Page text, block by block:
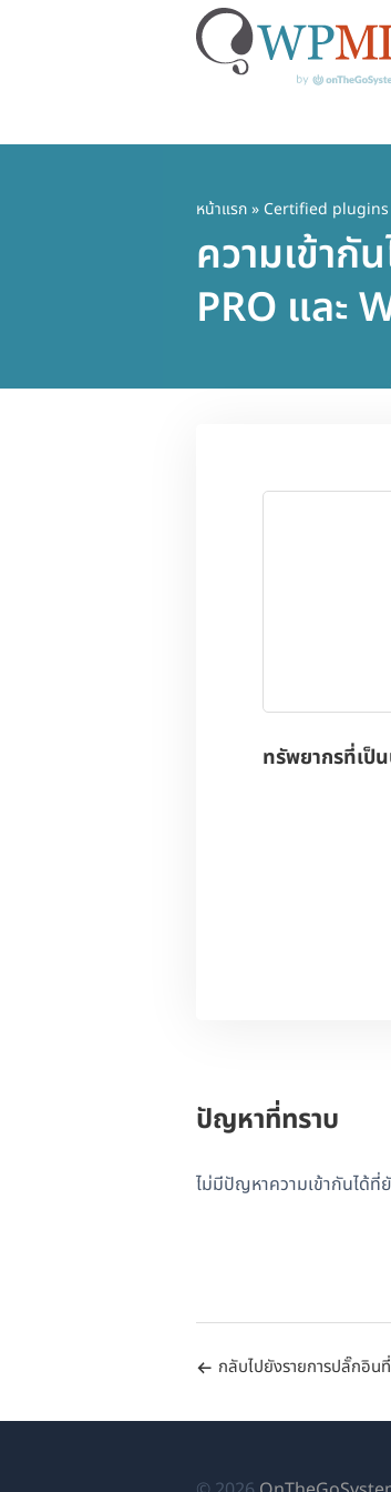
หน้าแรก» Certified plugins
ความเข้า
PRO และ
ทรัพยากรที่เป็
ปัญหาที่ทราบ
ไม่มีปัญหาความเข้ากันได้ที่
กลับไปยังรายการปลั๊กอิน